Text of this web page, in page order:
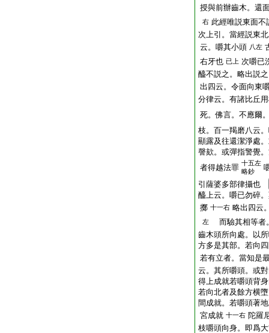
授與前辦齒木。還
右 此經唯説東面不
次上引。當經説東
云。嚼其小頭 八左
右牙也 已上 次嚼已
醯不説之。略出説
出四云。令面向東
分律云。有諸比丘
死。佛言。不應爾
枝。百一羯磨八云
顯露及往還潔淨處
謦欬。或彈指警覺
者得越法罪 十五左
略鈔
引薩婆多部律攝也
醯上云。嚼已勿碎
擲 十一右 略出四云
左
而驗其相等者
齒木頭所向處。以
方多是其部。若向
若有立者。當知是
云。其所嚼頭。或
得上成就若嚼頭背
若向北者及餘方横
間成就。若嚼頭著
宮成就 十一右 陀羅
枝嚼頭向身。即爲